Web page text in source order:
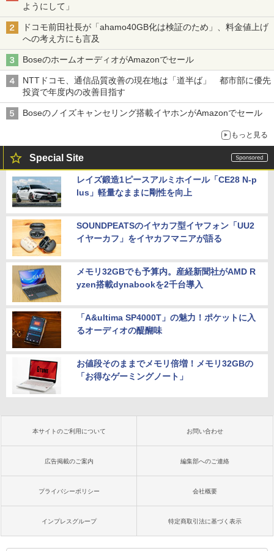
ようにして」
ドコモ前田社長が「ahamo40GB化は検証のため」、料金値上げ
への考え方にも言及
BoseのホームオーディオがAmazonでセール
NTTドコモ、通信品質改善の現在地は「道半ば」 都市部に優先
投資で年度内の改善目指す
Boseのノイズキャンセリング搭載イヤホンがAmazonでセール
もっと見る
Special Site
レイズ鍛造1ピースアルミホイール「CE28 N-p
lus」軽量なままに剛性を向上
SOUNDPEATSのイヤカフ型イヤフォン「UU2
イヤーカフ」をイヤカフマニアが語る
メモリ32GBでも予算内。産経新聞社がAMD R
yzen搭載dynabookを2千台導入
「A&ultima SP4000T」の魅力！ポケットに入
るオーディオの醍醐味
お値段そのままでメモリ倍増！メモリ32GBの
「お得なゲーミングノート」
本サイトのご利用について お問い合わせ
広告掲載のご案内 編集部へのご連絡
プライバシーポリシー 会社概要
インプレスグループ 特定商取引法に基づく表示